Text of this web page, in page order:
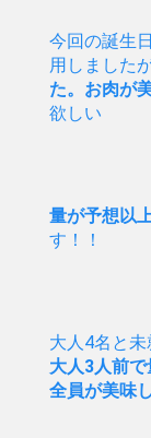
今回の誕生
用しましたが
た。お肉が
欲しい
量が予想以
す！！
大人4名と未
大人3人前
全員が美味